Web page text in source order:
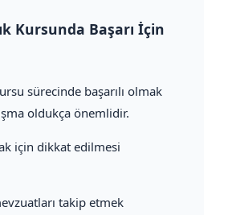
Kursunda Başarı İçin
sürecinde başarılı olmak
oldukça önemlidir.
için dikkat edilmesi
takip etmek